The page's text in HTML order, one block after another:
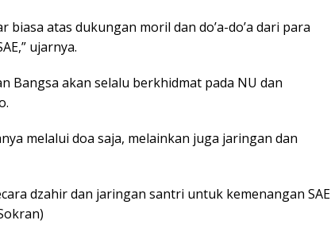
biasa atas dukungan moril dan do’a-do’a dari para
ujarnya.
Bangsa akan selalu berkhidmat pada NU dan
melalui doa saja, melainkan juga jaringan dan
dzahir dan jaringan santri untuk kemenangan SAE